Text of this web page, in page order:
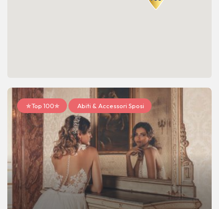
✯Top 100✯ Abiti & Accessori Sposi